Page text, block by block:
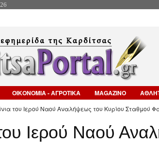
ΟΙΚΟΝΟΜΙΑ - ΑΓΡΟΤΙΚΑ MAGAZINO
του Ιερού Ναού Αναλήψεως του Κυρίου Σταθμού
Ιερού Ναού